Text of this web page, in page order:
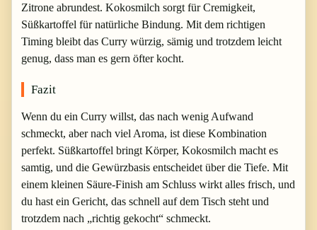
Zitrone abrundest. Kokosmilch sorgt für Cremigkeit,
Süßkartoffel für natürliche Bindung. Mit dem richtigen
Timing bleibt das Curry würzig, sämig und trotzdem leicht
genug, dass man es gern öfter kocht.
Fazit
Wenn du ein Curry willst, das nach wenig Aufwand
schmeckt, aber nach viel Aroma, ist diese Kombination
perfekt. Süßkartoffel bringt Körper, Kokosmilch macht es
samtig, und die Gewürzbasis entscheidet über die Tiefe. Mit
einem kleinen Säure-Finish am Schluss wirkt alles frisch, und
du hast ein Gericht, das schnell auf dem Tisch steht und
trotzdem nach „richtig gekocht“ schmeckt.